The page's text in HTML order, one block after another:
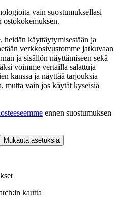
vain suostumuksellasi
ostokokemuksen.
heidän käyttäytymisestään ja
verkkosivustomme jatkuvaan
ja sisällön näyttämiseen sekä
voimme vertailla salattuja
kanssa ja näyttää tarjouksia
mutta vain jos käytät kyseisiä
ennen suostumuksen
Mukauta asetuksia
kautta